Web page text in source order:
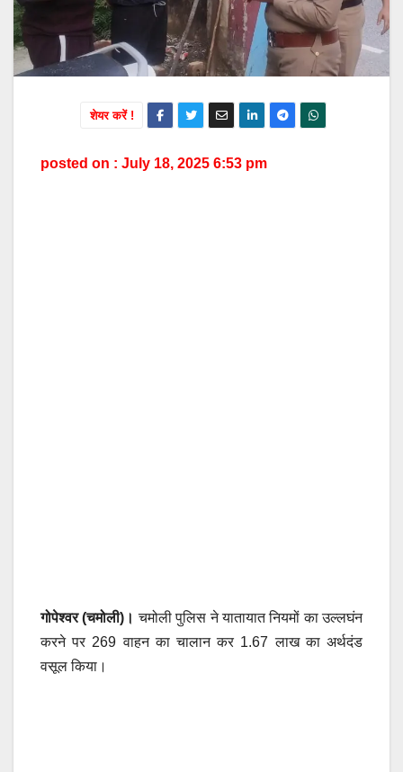
शेयर करें !
posted on : July 18, 2025 6:53 pm
गोपेश्वर (चमोली)। चमोली पुलिस ने यातायात नियमों का उल्लघंन
करने पर 269 वाहन का चालान कर 1.67 लाख का अर्थदंड
वसूल किया।